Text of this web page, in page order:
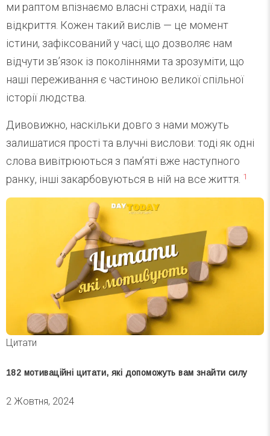
ми раптом впізнаємо власні страхи, надії та
відкриття. Кожен такий вислів — це момент
істини, зафіксований у часі, що дозволяє нам
відчути зв’язок із поколіннями та зрозуміти, що
наші переживання є частиною великої спільної
історії людства.
Дивовижно, наскільки довго з нами можуть
залишатися прості та влучні вислови: тоді як одні
слова вивітрюються з пам’яті вже наступного
ранку, інші закарбовуються в ній на все життя. 1
Цитати
182 мотиваційні цитати, які допоможуть вам знайти силу
2 Жовтня, 2024